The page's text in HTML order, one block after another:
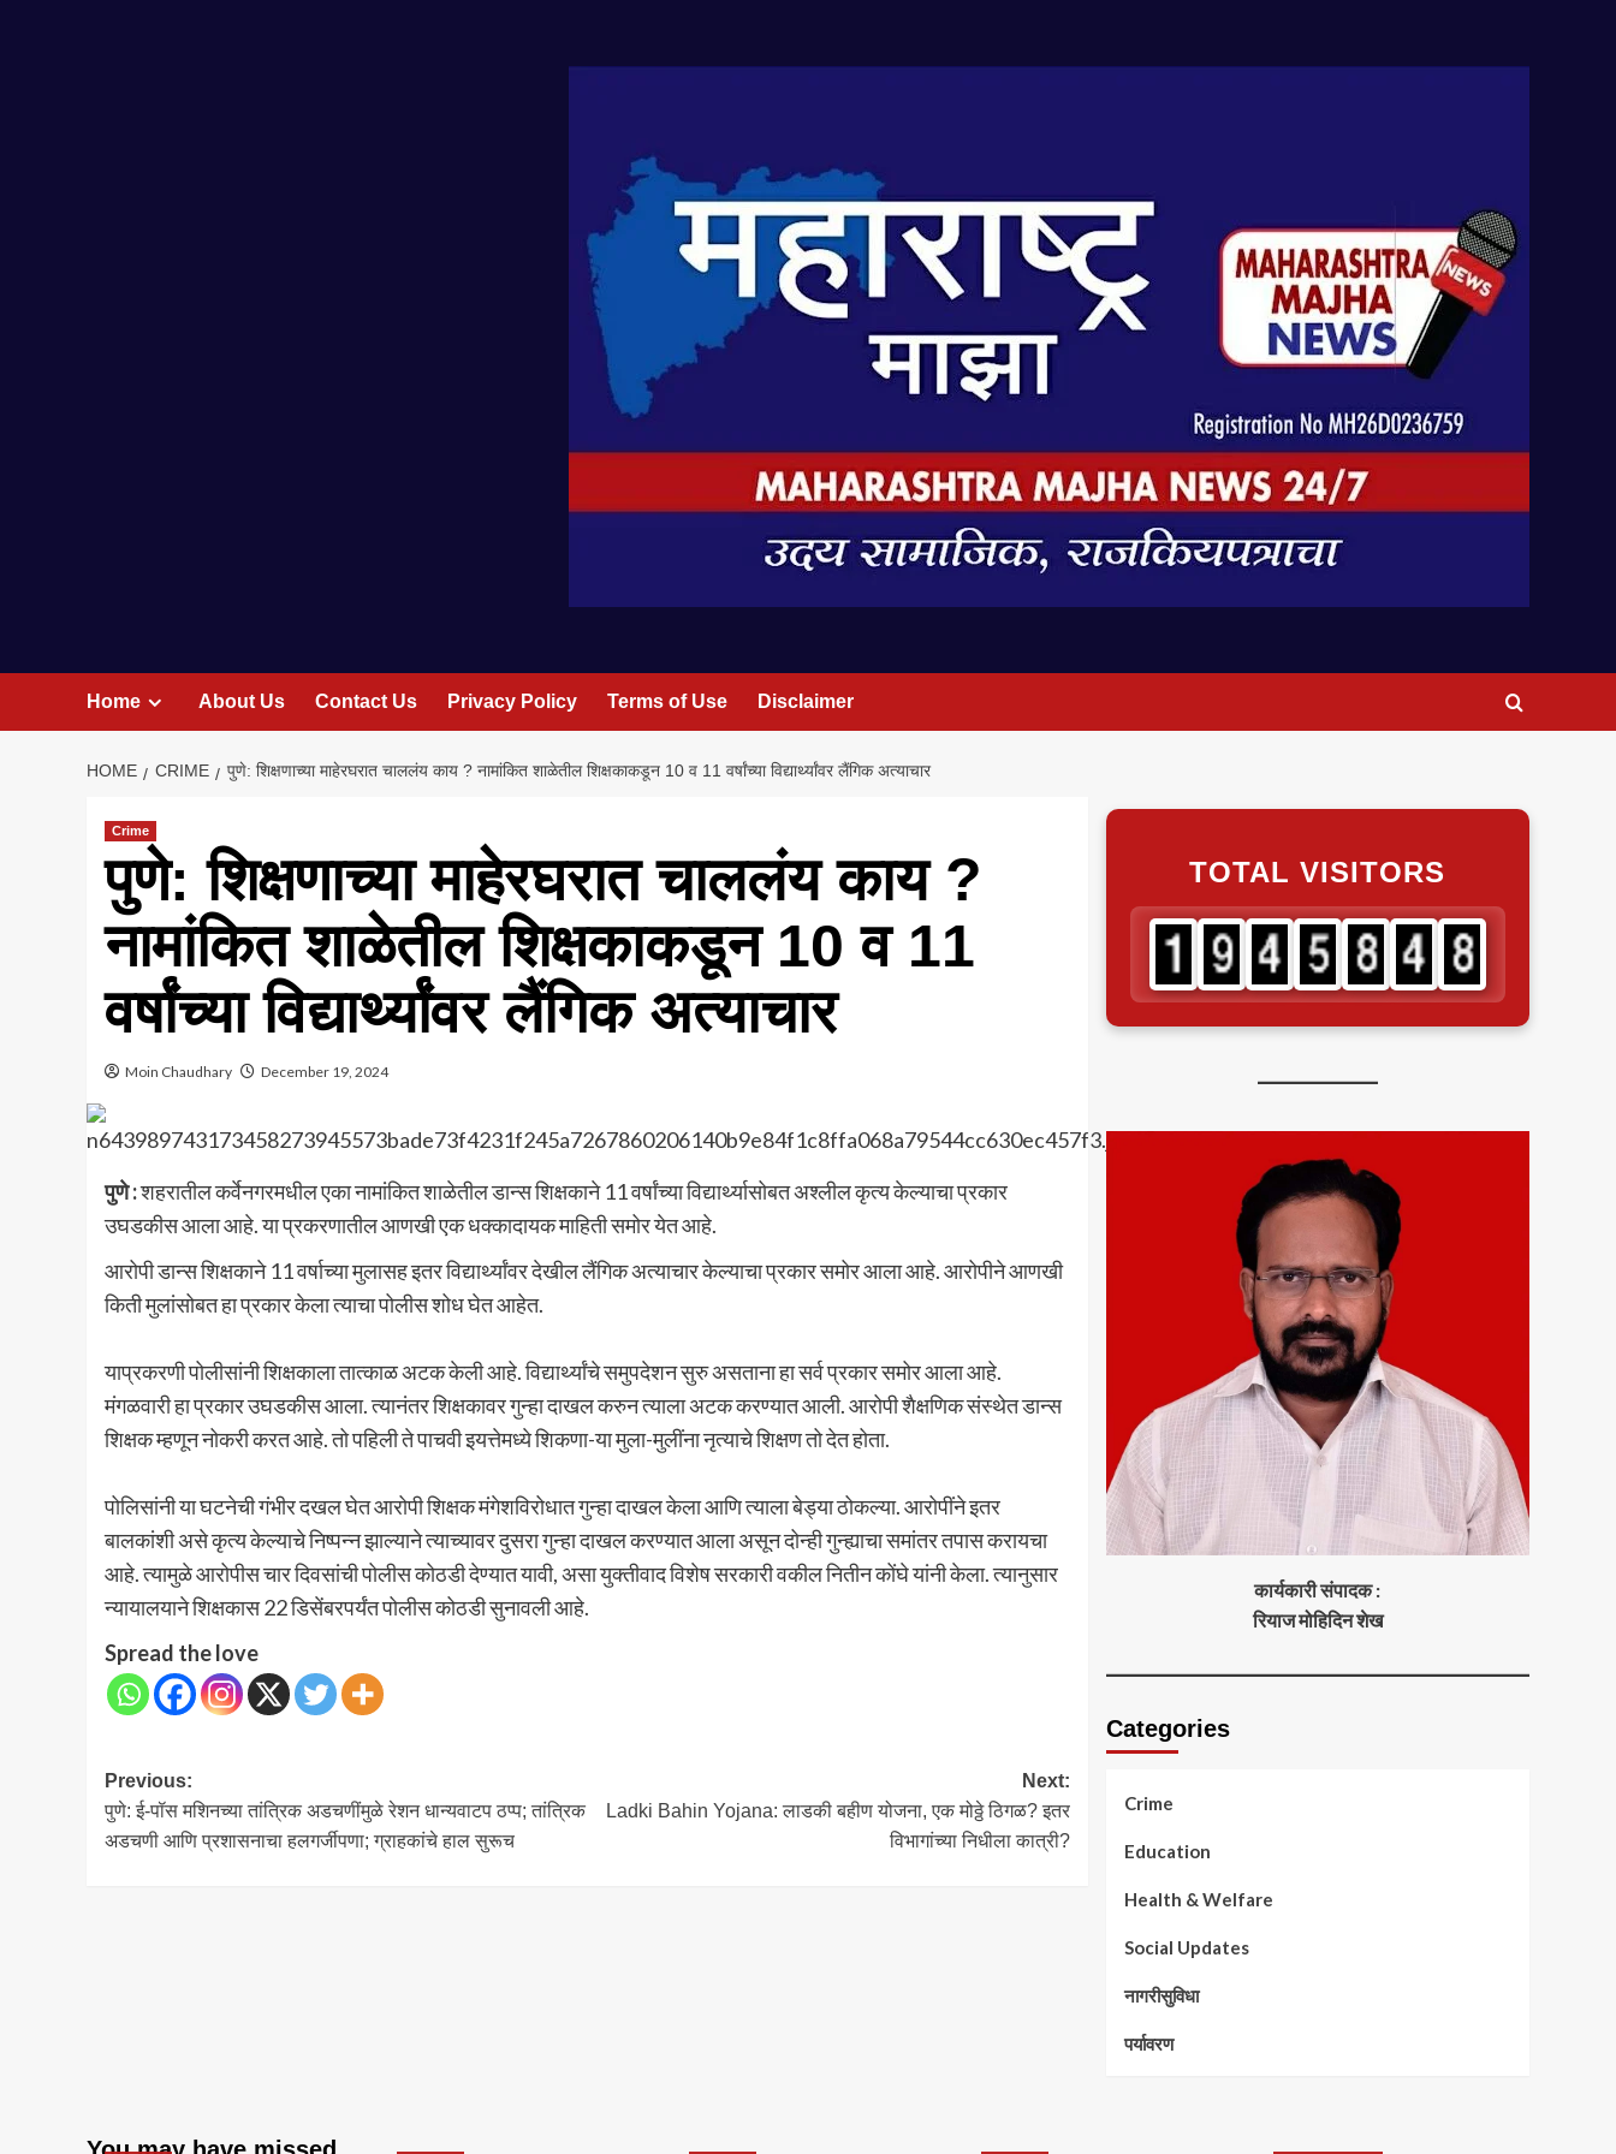
Home About Us Contact Us Privacy Policy Terms of Use Disclaimer
HOME CRIME पुणे: शिक्षणाच्या माहेरघरात चाललंय काय ? नामांकित शाळेतील शिक्षकाकडून 10 व 11 वर्षांच्या विद्यार्थ्यांवर लैंगिक अत्याचार
Crime
पुणे: शिक्षणाच्या माहेरघरात चाललंय काय ?
नामांकित शाळेतील शिक्षकाकडून 10 व 11
वर्षांच्या विद्यार्थ्यांवर लैंगिक अत्याचार
Moin Chaudhary December 19, 2024
पुणे :शहरातील कर्वेनगरमधील एका नामांकित शाळेतील डान्स शिक्षकाने 11 वर्षांच्या विद्यार्थ्यासोबत अश्लील कृत्य केल्याचा प्रकार
उघडकीस आला आहे. या प्रकरणातील आणखी एक धक्कादायक माहिती समोर येत आहे.
आरोपी डान्स शिक्षकाने 11 वर्षाच्या मुलासह इतर विद्यार्थ्यांवर देखील लैंगिक अत्याचार केल्याचा प्रकार समोर आला आहे. आरोपीने आणखी
किती मुलांसोबत हा प्रकार केला त्याचा पोलीस शोध घेत आहेत.
याप्रकरणी पोलीसांनी शिक्षकाला तात्काळ अटक केली आहे. विद्यार्थ्यांचे समुपदेशन सुरु असताना हा सर्व प्रकार समोर आला आहे.
मंगळवारी हा प्रकार उघडकीस आला. त्यानंतर शिक्षकावर गुन्हा दाखल करुन त्याला अटक करण्यात आली. आरोपी शैक्षणिक संस्थेत डान्स
शिक्षक म्हणून नोकरी करत आहे. तो पहिली ते पाचवी इयत्तेमध्ये शिकणा-या मुला-मुलींना नृत्याचे शिक्षण तो देत होता.
पोलिसांनी या घटनेची गंभीर दखल घेत आरोपी शिक्षक मंगेशविरोधात गुन्हा दाखल केला आणि त्याला बेड्या ठोकल्या. आरोपींने इतर
बालकांशी असे कृत्य केल्याचे निष्पन्न झाल्याने त्याच्यावर दुसरा गुन्हा दाखल करण्यात आला असून दोन्ही गुन्ह्याचा समांतर तपास करायचा
आहे. त्यामुळे आरोपीस चार दिवसांची पोलीस कोठडी देण्यात यावी, असा युक्तीवाद विशेष सरकारी वकील नितीन कोंघे यांनी केला. त्यानुसार
न्यायालयाने शिक्षकास 22 डिसेंबरपर्यंत पोलीस कोठडी सुनावली आहे.
Spread the love
Post
navigation
Previous:
पुणे: ई-पॉस मशिनच्या तांत्रिक अडचणींमुळे रेशन धान्यवाटप ठप्प; तांत्रिक
अडचणी आणि प्रशासनाचा हलगर्जीपणा; ग्राहकांचे हाल सुरूच
Next:
Ladki Bahin Yojana: लाडकी बहीण योजना, एक मोठ्ठे ठिगळ? इतर
विभागांच्या निधीला कात्री?
TOTAL VISITORS
कार्यकारी संपादक :
रियाज मोहिदिन शेख
Categories
Crime
Education
Health & Welfare
Social Updates
नागरीसुविधा
पर्यावरण